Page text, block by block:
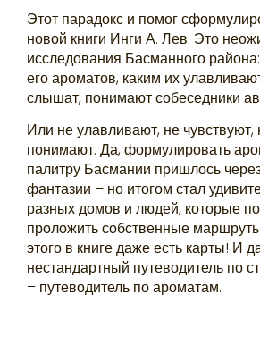
Этот парадокс и помог
новой книги Инги А. Лев. Это
исследования Басманного
его ароматов, каким их
слышат, понимают собеседники
Или не улавливают, не
понимают. Да, формулировать
палитру Басмании пришлось
фантазии – но итогом стал
разных домов и людей, которые
проложить собственные
этого в книге даже есть карты! И
нестандартный путеводитель по
– путеводитель по ароматам.